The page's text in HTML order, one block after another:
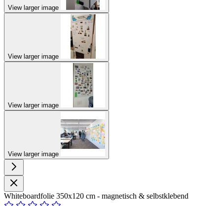
View larger image
View larger image
View larger image
View larger image
Whiteboardfolie 350x120 cm - magnetisch & selbstklebend